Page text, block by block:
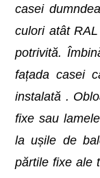
casei
culori atât
potrivită.
fațada casei
instalată .
fixe sau
la ușile de
părtile fixe ale